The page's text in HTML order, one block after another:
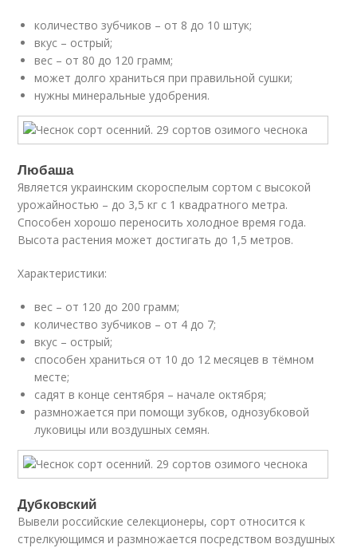
количество зубчиков – от 8 до 10 штук;
вкус – острый;
вес – от 80 до 120 грамм;
может долго храниться при правильной сушки;
нужны минеральные удобрения.
Любаша
Является украинским скороспелым сортом с высокой
урожайностью – до 3,5 кг с 1 квадратного метра.
Способен хорошо переносить холодное время года.
Высота растения может достигать до 1,5 метров.
Характеристики:
вес – от 120 до 200 грамм;
количество зубчиков – от 4 до 7;
вкус – острый;
способен храниться от 10 до 12 месяцев в тёмном
месте;
садят в конце сентября – начале октября;
размножается при помощи зубков, однозубковой
луковицы или воздушных семян.
Дубковский
Вывели российские селекционеры, сорт относится к
стрелкующимся и размножается посредством воздушных